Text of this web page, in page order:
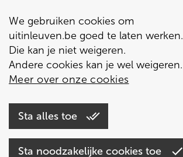
We gebruiken cookies om
uitinleuven.be goed te laten werken.
Die kan je niet weigeren.
Andere cookies kan je wel weigeren.
Meer over onze cookies
Sta alles toe
Sta noodzakelijke cookies toe